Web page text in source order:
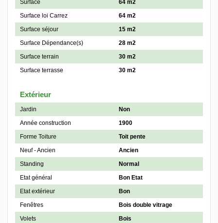
Surface
64 m2
Surface loi Carrez
64 m2
Surface séjour
15 m2
Surface Dépendance(s)
28 m2
Surface terrain
30 m2
Surface terrasse
30 m2
Extérieur
Jardin
Non
Année construction
1900
Forme Toiture
Toit pente
Neuf - Ancien
Ancien
Standing
Normal
Etat général
Bon Etat
Etat extérieur
Bon
Fenêtres
Bois double vitrage
Volets
Bois